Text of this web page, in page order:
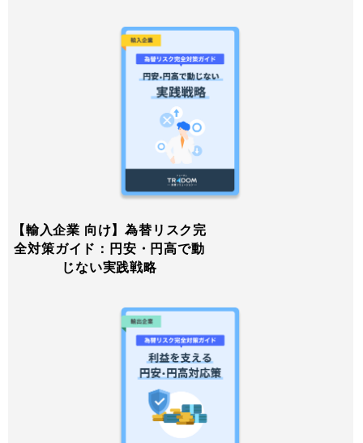
【輸入企業 向け】為替リスク完
全対策ガイド：円安・円高で動
じない実践戦略